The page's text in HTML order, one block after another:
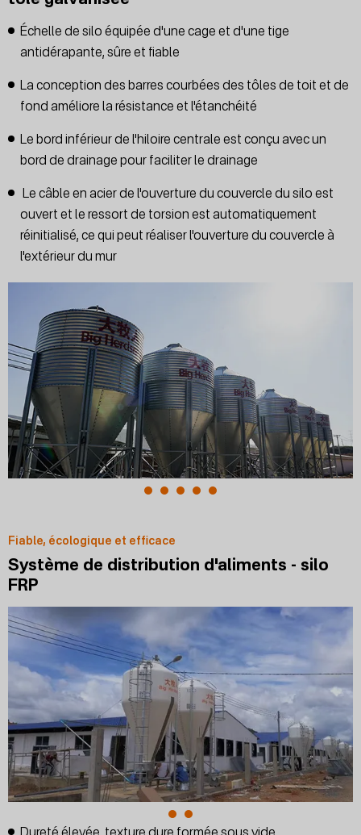
Échelle de silo équipée d'une cage et d'une tige
antidérapante, sûre et fiable
La conception des barres courbées des tôles de toit et de
fond améliore la résistance et l'étanchéité
Le bord inférieur de l'hiloire centrale est conçu avec un
bord de drainage pour faciliter le drainage
Le câble en acier de l'ouverture du couvercle du silo est
ouvert et le ressort de torsion est automatiquement
réinitialisé, ce qui peut réaliser l'ouverture du couvercle à
l'extérieur du mur
Fiable, écologique et efficace
Système de distribution d'aliments - silo
FRP